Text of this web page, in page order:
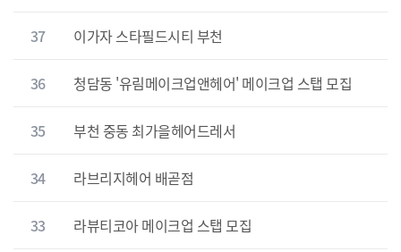
37 이가자 스타필드시티 부천
36 청담동 '유림메이크업앤헤어' 메이크업 스탭 모집
35 부천 중동 최가을헤어드레서
34 라브리지헤어 배곧점
33 라뷰티코아 메이크업 스탭 모집